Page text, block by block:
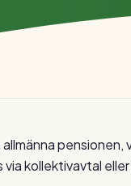
pensionen,
kollektivavtal